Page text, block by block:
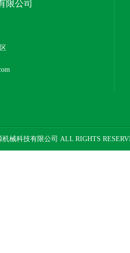
限公司
械科技有限公司 ALL RIGHTS